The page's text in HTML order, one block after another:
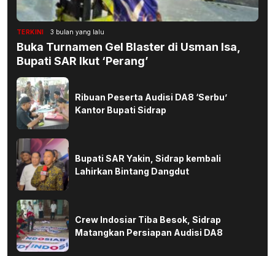
TERKINI 3 bulan yang lalu
Buka Turnamen Gel Blaster di Usman Isa,
Bupati SAR Ikut ‘Perang’
Ribuan Peserta Audisi DA8 ‘Serbu’
Kantor Bupati Sidrap
Bupati SAR Yakin, Sidrap kembali
Lahirkan Bintang Dangdut
Crew Indosiar Tiba Besok, Sidrap
Matangkan Persiapan Audisi DA8